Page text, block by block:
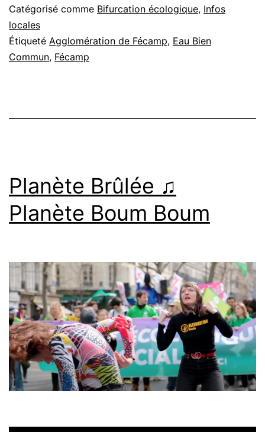
Catégorisé comme Bifurcation écologique, Infos
locales
Étiqueté Agglomération de Fécamp, Eau Bien
Commun, Fécamp
Planète Brûlée ♫
Planète Boum Boum